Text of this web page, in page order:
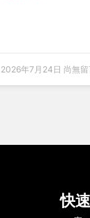
2026年7月24日 尚無
快